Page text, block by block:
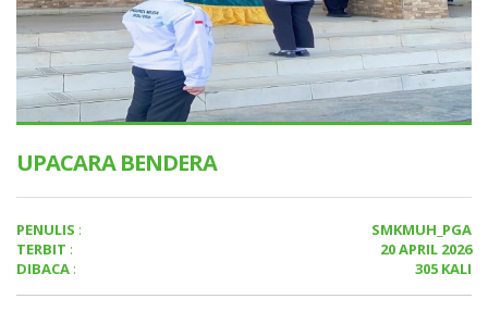
UPACARA BENDERA
PENULIS :
SMKMUH_PGA
TERBIT :
20 APRIL 2026
DIBACA : 305 KALI